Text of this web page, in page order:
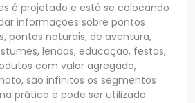
é projetado e está se colocando
informações sobre pontos
pontos naturais, de aventura,
lendas, educação, festas,
com valor agregado,
são infinitos os segmentos
prática e pode ser utilizada